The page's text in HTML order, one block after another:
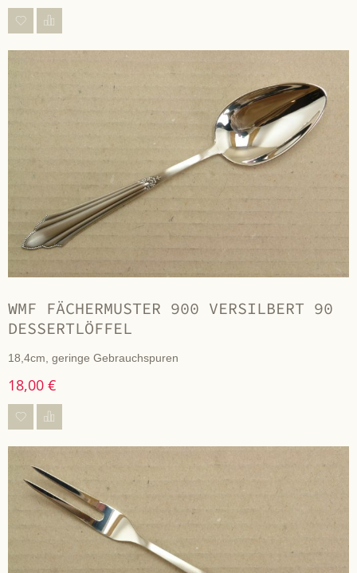
WMF FÄCHERMUSTER 900 VERSILBERT 90
DESSERTLÖFFEL
18,4cm, geringe Gebrauchspuren
18,00 €